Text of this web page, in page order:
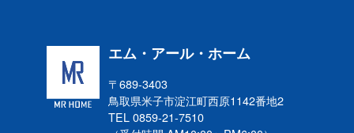
エム・アール・ホーム
〒689-3403
鳥取県米子市淀江町西原1142番地2
TEL 0859-21-7510